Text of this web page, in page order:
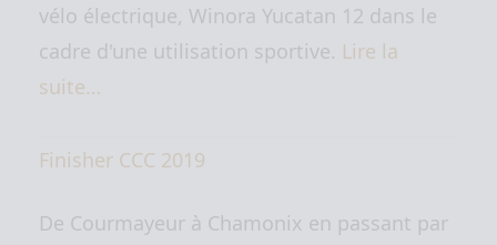
vélo électrique, Winora Yucatan 12 dans le
cadre d'une utilisation sportive. Lire la
suite…
Finisher CCC 2019
De Courmayeur à Chamonix en passant par